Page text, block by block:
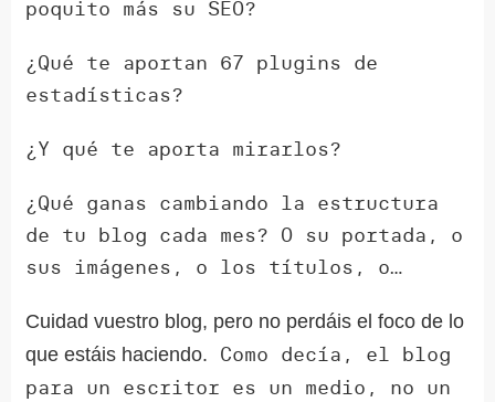
poquito más su SEO?
¿Qué te aportan 67 plugins de
estadísticas?
¿Y qué te aporta mirarlos?
¿Qué ganas cambiando la estructura
de tu blog cada mes? O su portada, o
sus imágenes, o los títulos, o…
Cuidad vuestro blog, pero no perdáis el foco de lo
que estáis haciendo.
Como decía, el blog
para un escritor es un medio, no un